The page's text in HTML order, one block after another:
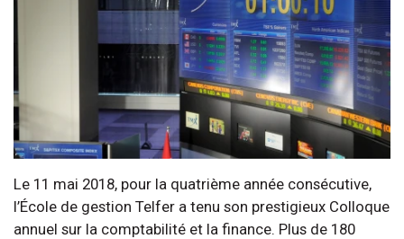
Le 11 mai 2018, pour la quatrième année consécutive,
l’École de gestion Telfer a tenu son prestigieux Colloque
annuel sur la comptabilité et la finance. Plus de 180